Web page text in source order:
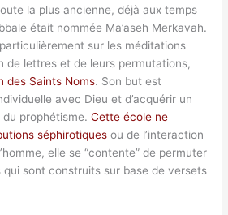
la plus ancienne, déjà aux temps
était nommée Ma’aseh Merkavah.
sur les méditations
de lettres et de leurs permutations,
des Saints Noms. Son but est
avec Dieu et d’acquérir un
du prophétisme.Cette école ne
séphirotiques ou de l’interaction
elle se “contente” de permuter
sont construits sur base de versets